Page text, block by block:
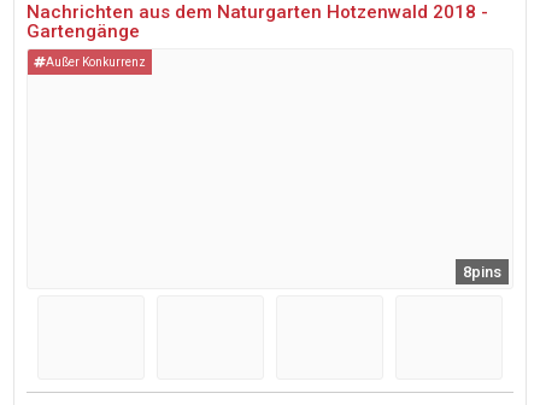
Nachrichten aus dem Naturgarten Hotzenwald 2018 -
Gartengänge
Außer Konkurrenz
8pins